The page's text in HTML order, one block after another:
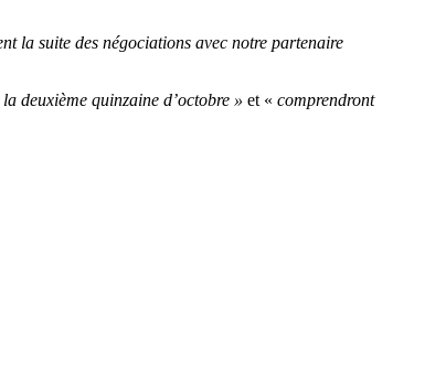
la suite des négociations avec notre partenaire
deuxième quinzaine d’octobre » et « comprendront